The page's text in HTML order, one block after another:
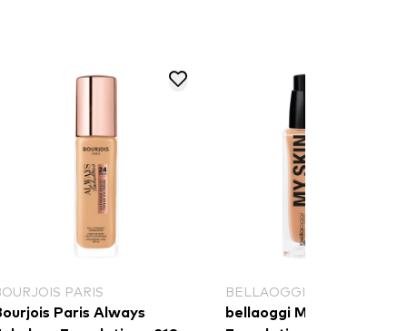
PARIS
Paris Always
BELLAOGGI
bellaoggi My Skin Tone